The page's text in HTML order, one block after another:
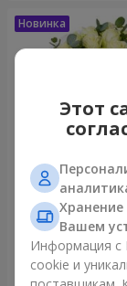
15 белых роз
6 999 грн
Этот
Вашем
Информация с
cookie и